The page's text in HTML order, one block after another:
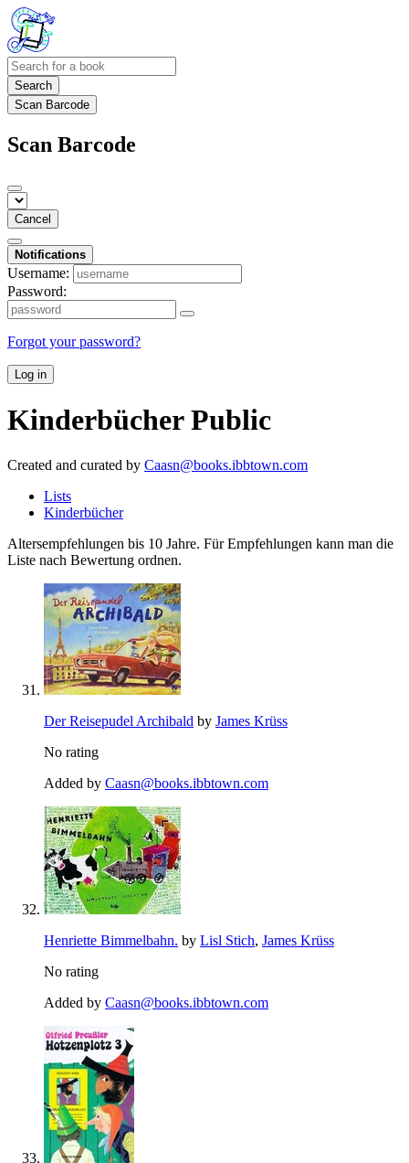
Search
Scan Barcode
Scan Barcode
Cancel
Notifications
Username:
Password:
Forgot your password?
Log in
KinderbücherPublic
Created and curated by Caasn@books.ibbtown.com
Lists
Kinderbücher
Altersempfehlungen bis 10 Jahre. Für Empfehlungen kann man die
Liste nach Bewertung ordnen.
Der Reisepudel Archibald by James Krüss
No rating
Added by Caasn@books.ibbtown.com
Henriette Bimmelbahn. by Lisl Stich, James Krüss
No rating
Added by Caasn@books.ibbtown.com